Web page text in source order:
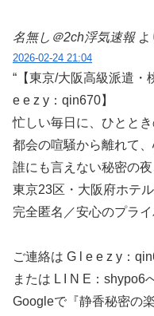
名無し＠2ch浮気速報 よ
2026-02-24 21:04
“【東京/大阪高級派遣・
e e z y：qin670】
忙しい毎日に、ひとと
都会の喧騒から離れて
誰にも言えない秘密の
東京23区・大阪府ホテ
完全匿名／安心のプラ
ご連絡は G l e e z y：
または L I N E：shypo6
Googleで『静香秘密の